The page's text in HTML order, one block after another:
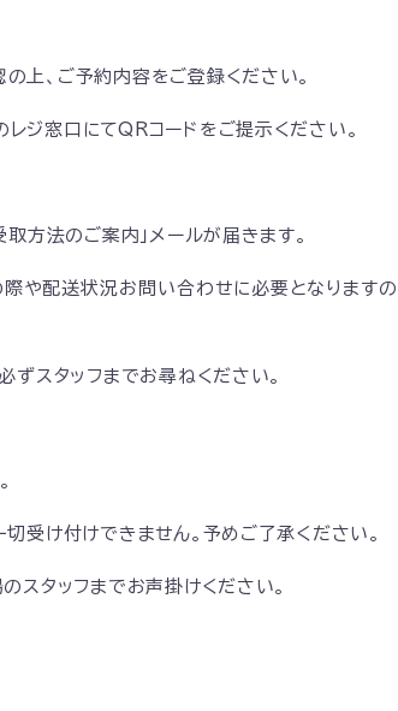
上、ご予約内容をご登録ください。
ジ窓口にてQRコードをご提示ください。
方法のご案内」メールが届きます。
や配送状況お問い合わせに必要となりますの
ずスタッフまでお尋ねください。
受け付けできません。予めご了承ください。
スタッフまでお声掛けください。